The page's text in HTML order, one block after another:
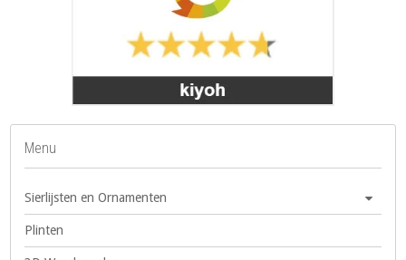
Menu
Sierlijsten en Ornamenten
Plinten